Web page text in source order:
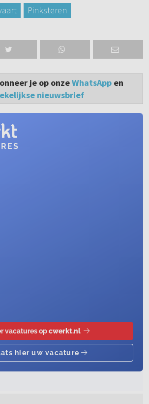
Pinksteren
je op onzeWhatsAppen
nieuwsbrief